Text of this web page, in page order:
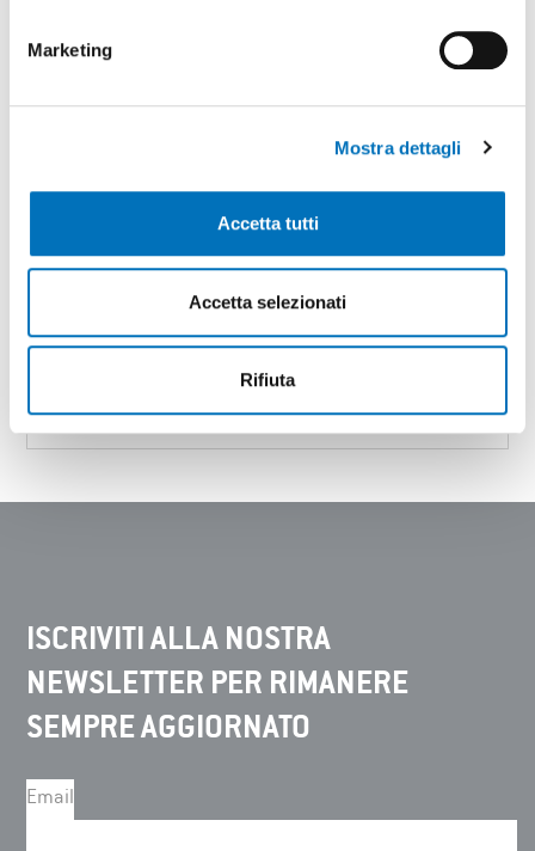
Marketing
Mostra dettagli
Accetta tutti
Accetta selezionati
Rifiuta
Vuoi approfondire le funzionalità e tutti i
DOWNLOAD
ISCRIVITI ALLA NOSTRA
NEWSLETTER PER RIMANERE
SEMPRE AGGIORNATO
Email